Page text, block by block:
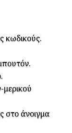
κωδικούς.
μερικού
στο άνοιγμα